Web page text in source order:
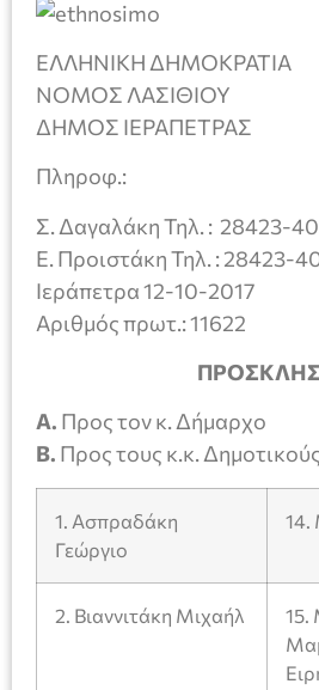
ΕΛΛΗΝΙΚΗ ΔΗΜΟΚΡΑΤΙΑ
ΝΟΜΟΣ ΛΑΣΙΘΙΟΥ
ΔΗΜΟΣ ΙΕΡΑΠΕΤΡΑΣ
Πληροφ.:
Σ. Δαγαλάκη Τηλ. : 28423-
Ε. Προιστάκη Τηλ. : 28423-
Ιεράπετρα 12-10-2017
Αριθμός πρωτ.: 11622
Α. Προς τον κ. Δήμαρχο
Β. Προς τους κ.κ.
1. Ασπραδάκη
Γεώργιο
14.
2. Βιαννιτάκη Μιχαήλ
15.